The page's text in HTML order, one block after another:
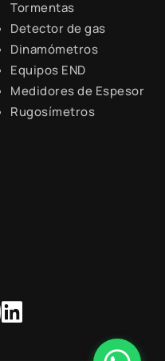
Tormentas
Detector de gas
Dinamómetros
Equipos END
Medidores de Espesor
Rugosímetros